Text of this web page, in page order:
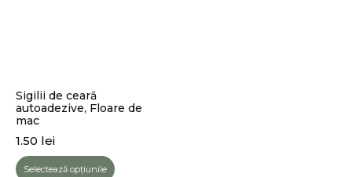
Sigilii de ceară
autoadezive, Floare de
mac
1.50 lei
Selectează opțiunile